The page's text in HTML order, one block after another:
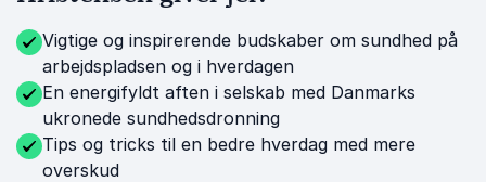
Vigtige og inspirerende budskaber om sundhed på
arbejdspladsen og i hverdagen
En energifyldt aften i selskab med Danmarks
ukronede sundhedsdronning
Tips og tricks til en bedre hverdag med mere
overskud